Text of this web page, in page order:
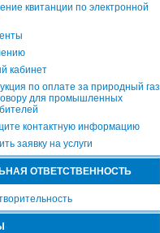
квитанции по электронной
кабинет
по оплате за природный газ
для промышленных
контактную информацию
заявку на услуги
ОТВЕТСТВЕННОСТЬ